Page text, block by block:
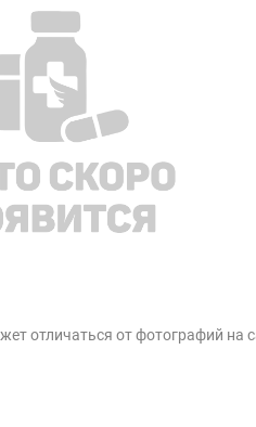
отличаться от фотографий на